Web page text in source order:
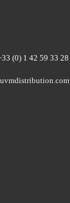
(0) 1 42 59 33 28